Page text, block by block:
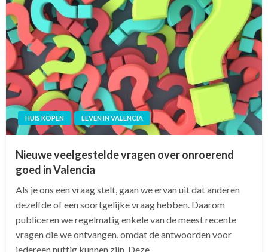
HUIS KOPEN LEVEN IN VALENCIA
Nieuwe veelgestelde vragen over onroerend
goed in Valencia
Als je ons een vraag stelt, gaan we ervan uit dat anderen
dezelfde of een soortgelijke vraag hebben. Daarom
publiceren we regelmatig enkele van de meest recente
vragen die we ontvangen, omdat de antwoorden voor
iedereen nuttig kunnen zijn. Deze…